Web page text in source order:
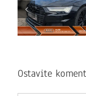
Ostavite